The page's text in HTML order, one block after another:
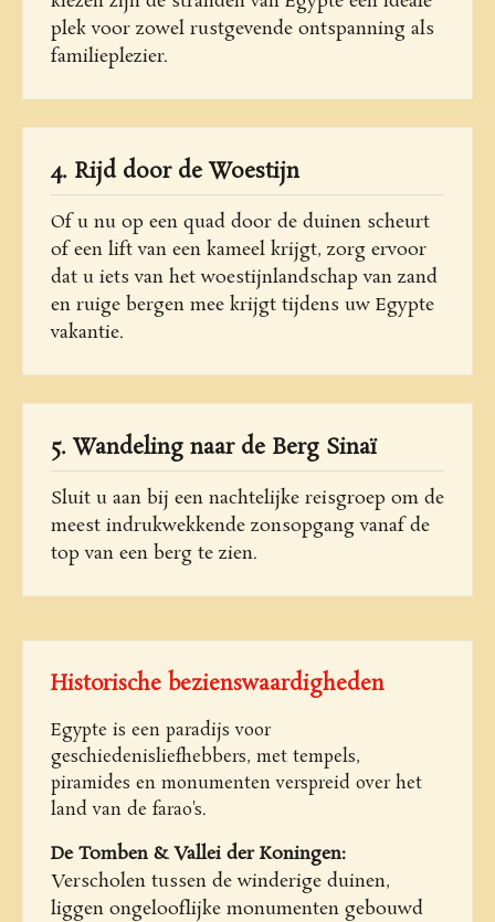
plek voor zowel rustgevende ontspanning als
familieplezier.
4. Rijd door de Woestijn
Of u nu op een quad door de duinen scheurt
of een lift van een kameel krijgt, zorg ervoor
dat u iets van het woestijnlandschap van zand
en ruige bergen mee krijgt tijdens uw Egypte
vakantie.
5. Wandeling naar de Berg Sinaï
Sluit u aan bij een nachtelijke reisgroep om de
meest indrukwekkende zonsopgang vanaf de
top van een berg te zien.
Historische bezienswaardigheden
Egypte is een paradijs voor
geschiedenisliefhebbers, met tempels,
piramides en monumenten verspreid over het
land van de farao's.
De Tomben & Vallei der Koningen:
Verscholen tussen de winderige duinen,
liggen ongelooflijke monumenten gebouwd